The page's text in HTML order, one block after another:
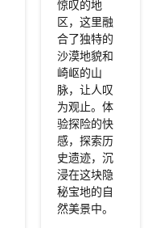
惊叹的地
区，这里融
合了独特的
沙漠地貌和
崎岖的山
脉，让人叹
为观止。体
验探险的快
感，探索历
史遗迹，沉
浸在这块隐
秘宝地的自
然美景中。